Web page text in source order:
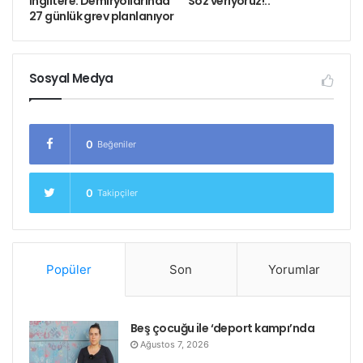
olduğu söyleniyor.
27 günlük grev planlanıyor
Sosyal Medya
0 Beğeniler
0 Takipçiler
Popüler Son Yorumlar
Beş çocuğu ile ‘deport kampı’nda
Ağustos 7, 2026